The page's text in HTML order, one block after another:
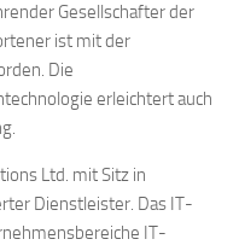
Gesellschafter der
ist mit der
Die
erleichtert auch
Ltd. mit Sitz in
Dienstleister. Das IT-
IT-